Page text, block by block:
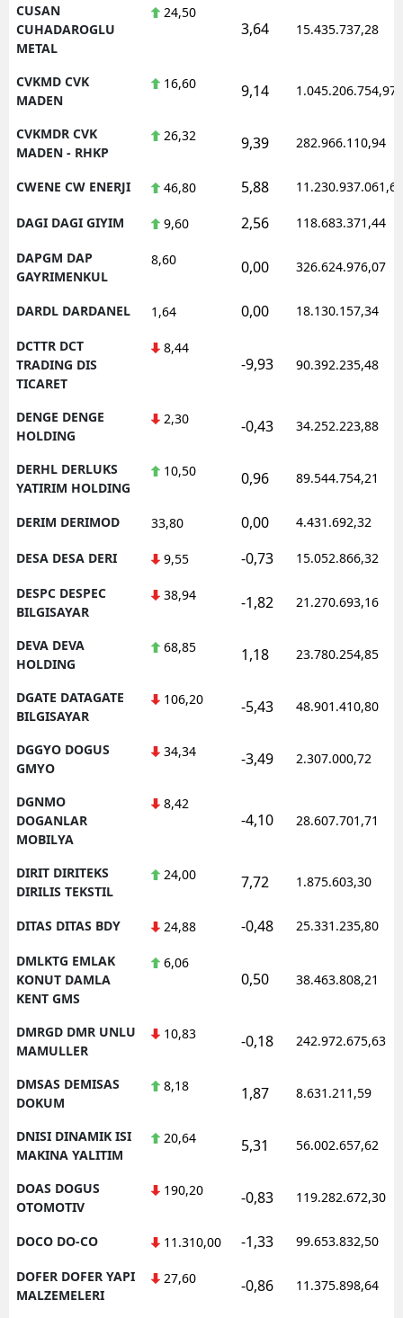
CUSAN
CUHADAROGLU
METAL
24,50
3,64 15.435.737,28
CVKMD CVK
MADEN
16,60 9,14 1.045.206.754,97
CVKMDR CVK
MADEN - RHKP
26,32 9,39 282.966.110,94
CWENE CW ENERJI 46,80 5,88 11.230.937.061,62
DAGI DAGI GIYIM 9,60 2,56 118.683.371,44
DAPGM DAP
GAYRIMENKUL
8,60 0,00 326.624.976,07
DARDL DARDANEL 1,64 0,00 18.130.157,34
DCTTR DCT
TRADING DIS
TICARET
8,44
-9,93 90.392.235,48
DENGE DENGE
HOLDING
2,30 -0,43 34.252.223,88
DERHL DERLUKS
YATIRIM HOLDING
10,50 0,96 89.544.754,21
DERIM DERIMOD 33,80 0,00 4.431.692,32
DESA DESA DERI 9,55 -0,73 15.052.866,32
DESPC DESPEC
BILGISAYAR
38,94 -1,82 21.270.693,16
DEVA DEVA
HOLDING
68,85 1,18 23.780.254,85
DGATE DATAGATE
BILGISAYAR
106,20 -5,43 48.901.410,80
DGGYO DOGUS
GMYO
34,34 -3,49 2.307.000,72
DGNMO
DOGANLAR
MOBILYA
8,42
-4,10 28.607.701,71
DIRIT DIRITEKS
DIRILIS TEKSTIL
24,00 7,72 1.875.603,30
DITAS DITAS BDY 24,88 -0,48 25.331.235,80
DMLKTG EMLAK
KONUT DAMLA
KENT GMS
6,06
0,50 38.463.808,21
DMRGD DMR UNLU
MAMULLER
10,83 -0,18 242.972.675,63
DMSAS DEMISAS
DOKUM
8,18 1,87 8.631.211,59
DNISI DINAMIK ISI
MAKINA YALITIM
20,64 5,31 56.002.657,62
DOAS DOGUS
OTOMOTIV
190,20 -0,83 119.282.672,30
DOCO DO-CO 11.310,00 -1,33 99.653.832,50
DOFER DOFER YAPI
MALZEMELERI
27,60 -0,86 11.375.898,64